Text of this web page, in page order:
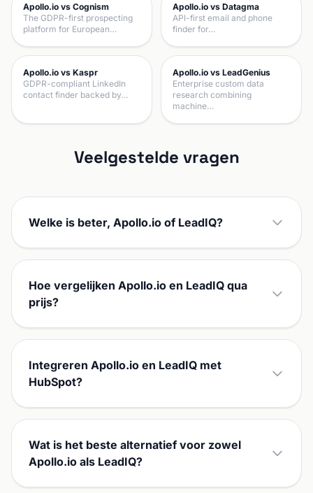
Apollo.io vs Cognism
The GDPR-first prospecting
platform for European…
Apollo.io vs Datagma
API-first email and phone
finder for…
Apollo.io vs Kaspr
GDPR-compliant LinkedIn
contact finder backed by…
Apollo.io vs LeadGenius
Enterprise custom data
research combining
machine…
Veelgestelde vragen
Welke is beter, Apollo.io of LeadIQ?
Hoe vergelijken Apollo.io en LeadIQ qua
prijs?
Integreren Apollo.io en LeadIQ met
HubSpot?
Wat is het beste alternatief voor zowel
Apollo.io als LeadIQ?